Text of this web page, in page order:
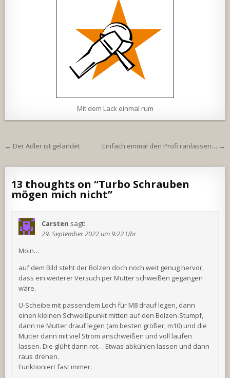
Mit dem Lack einmal rum
Beitragsnavigation
← Der Adler ist gelandet Einfach einmal den Profi ranlassen… →
13 thoughts on “Turbo Schrauben
mögen mich nicht”
Carsten sagt:
29. September 2022 um 9:22 Uhr
Moin…
auf dem Bild steht der Bolzen doch noch weit genug hervor,
dass ein weiterer Versuch per Mutter schweißen gegangen
wäre.
U-Scheibe mit passendem Loch für M8 drauf legen, dann
einen kleinen Schweißpunkt mitten auf den Bolzen-Stumpf,
dann ne Mutter drauf legen (am besten größer, m10) und die
Mutter dann mit viel Strom anschweißen und voll laufen
lassen. Die glüht dann rot… Etwas abkühlen lassen und dann
raus drehen.
Funktioniert fast immer.